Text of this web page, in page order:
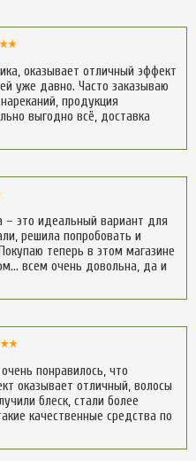
оказывает отличный эффект
уже давно. Часто заказываю
продукция
выгодно всё, доставка
– это идеальный вариант для
решила попробовать и
теперь в этом магазине
всем очень довольна, да и
понравилось, что
оказывает отличный, волосы
блеск, стали более
качественные средства по